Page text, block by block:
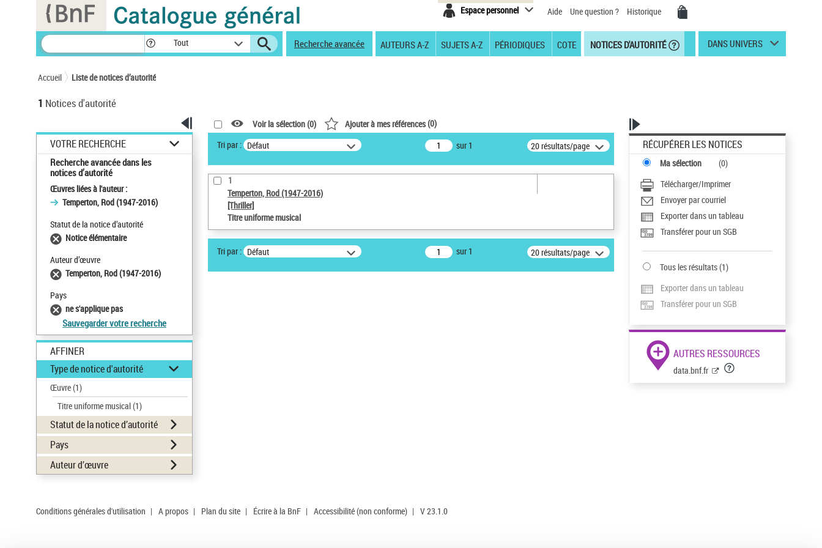
Espace personnel Aide Une question ? Historique
Tout Recherche avancée AUTEURS A-Z SUJETS A-Z PÉRIODIQUES COTE NOTICES D'AUTORITÉ DANS UNIVERS
Accueil Liste de notices d’autorité
1 Notices d'autorité
VOTRE RECHERCHE
Recherche avancée dans les
notices d’autorité
Œuvres liées à l'auteur :
Temperton, Rod (1947-2016)
Statut de la notice d’autorité
Notice élémentaire
Auteur d’œuvre
Temperton, Rod (1947-2016)
Pays
ne s'applique pas
Sauvegarder votre recherche
AFFINER
Type de notice d'autorité
Œuvre(1)
Titre uniforme musical(1)
Statut de la notice d’autorité
Pays
Auteur d’œuvre
Voir la sélection (0) Ajouter à mes références(0)
Tri par : Défaut sur 1 20 résultats/page
1
Temperton, Rod (1947-2016)
[Thriller]
Titre uniforme musical
Tri par : Défaut sur 1 20 résultats/page
RÉCUPÉRER LES NOTICES
Ma sélection (0)
Télécharger/Imprimer
Envoyer par courriel
Exporter dans un tableau
Transférer pour un SGB
Tous les résultats(1)
Exporter dans un tableau
Transférer pour un SGB
AUTRES RESSOURCES
data.bnf.fr
Conditions générales d'utilisation | A propos | Plan du site | Écrire à la BnF | Accessibilité (non conforme) | V 23.1.0
Panneau de gestion des cookies